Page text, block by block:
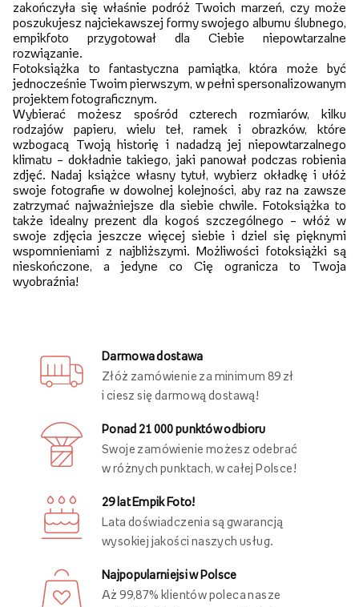
zakończyła się właśnie podróż Twoich marzeń, czy może
poszukujesz najciekawszej formy swojego albumu ślubnego,
empikfoto przygotował dla Ciebie niepowtarzalne
rozwiązanie.
Fotoksiążka to fantastyczna pamiątka, która może być
jednocześnie Twoim pierwszym, w pełni spersonalizowanym
projektem fotograficznym.
Wybierać możesz spośród czterech rozmiarów, kilku
rodzajów papieru, wielu teł, ramek i obrazków, które
wzbogacą Twoją historię i nadadzą jej niepowtarzalnego
klimatu – dokładnie takiego, jaki panował podczas robienia
zdjęć. Nadaj książce własny tytuł, wybierz okładkę i ułóż
swoje fotografie w dowolnej kolejności, aby raz na zawsze
zatrzymać najważniejsze dla siebie chwile. Fotoksiążka to
także idealny prezent dla kogoś szczególnego – włóż w
swoje zdjęcia jeszcze więcej siebie i dziel się pięknymi
wspomnieniami z najbliższymi. Możliwości fotoksiążki są
nieskończone, a jedyne co Cię ogranicza to Twoja
wyobraźnia!
Darmowa dostawa
Złóż zamówienie za minimum 89 zł
i ciesz się darmową dostawą!
Ponad 21 000 punktów odbioru
Swoje zamówienie możesz odebrać
w różnych punktach, w całej Polsce!
29 lat Empik Foto!
Lata doświadczenia są gwarancją
wysokiej jakości naszych usług.
Najpopularniejsi w Polsce
Aż 99,87% klientów poleca nasze